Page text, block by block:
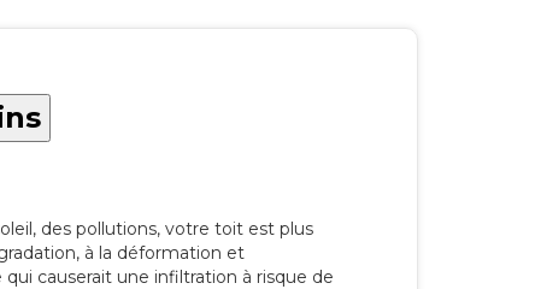
des pollutions, votre toit est plus
à la déformation et
causerait une infiltration à risque de